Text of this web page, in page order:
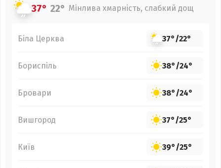
37° 22° Мінлива хмарність, слабкий дощ
Біла Церква 37°/22°
Бориспіль 38°/24°
Бровари 38°/24°
Вишгород 37°/25°
Київ 39°/25°